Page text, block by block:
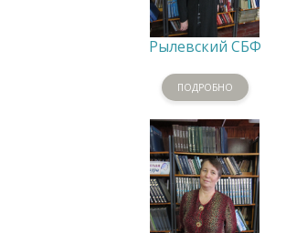
Рылевский СБФ
ПОДРОБНО